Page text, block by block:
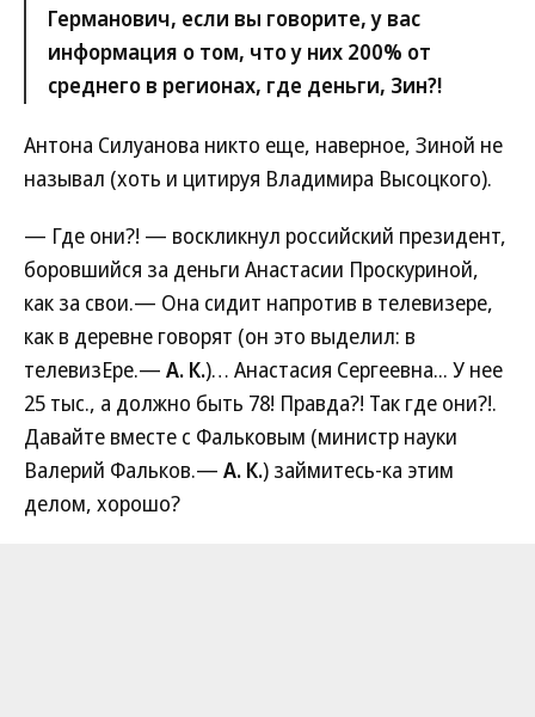
Германович, если вы говорите, у вас
информация о том, что у них 200% от
среднего в регионах, где деньги, Зин?!
Антона Силуанова никто еще, наверное, Зиной не
называл (хоть и цитируя Владимира Высоцкого).
— Где они?! — воскликнул российский президент,
боровшийся за деньги Анастасии Проскуриной,
как за свои.— Она сидит напротив в телевизере,
как в деревне говорят (он это выделил: в
телевизЕре.— А. К.)… Анастасия Сергеевна... У нее
25 тыс., а должно быть 78! Правда?! Так где они?!.
Давайте вместе с Фальковым (министр науки
Валерий Фальков.— А. К.) займитесь-ка этим
делом, хорошо?